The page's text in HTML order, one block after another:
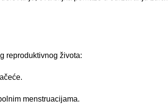
reproduktivnog života:
menstruacijama.